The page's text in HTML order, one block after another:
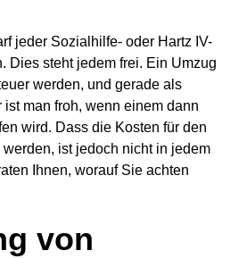
jeder Sozialhilfe- oder Hartz IV-
Dies steht jedem frei. Ein Umzug
werden, und gerade als
man froh, wenn einem dann
wird. Dass die Kosten für den
ist jedoch nicht in jedem
Ihnen, worauf Sie achten
von